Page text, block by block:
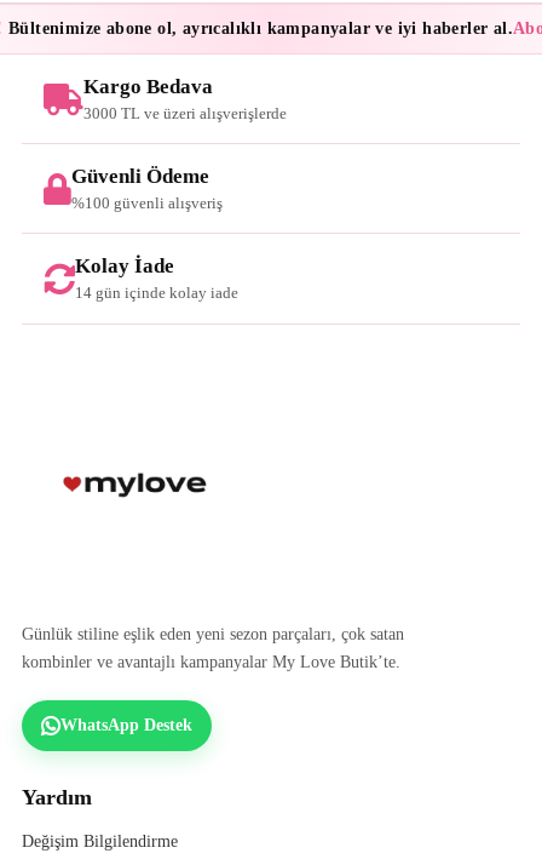
Bültenimize abone ol, ayrıcalıklı kampanyalar ve iyi haberler al.
Kargo Bedava
3000 TL ve üzeri alışverişlerde
Güvenli Ödeme
%100 güvenli alışveriş
Kolay İade
14 gün içinde kolay iade
Günlük stiline eşlik eden yeni sezon parçaları, çok satan
kombinler ve avantajlı kampanyalar My Love Butik’te.
WhatsApp Destek
Yardım
Değişim Bilgilendirme